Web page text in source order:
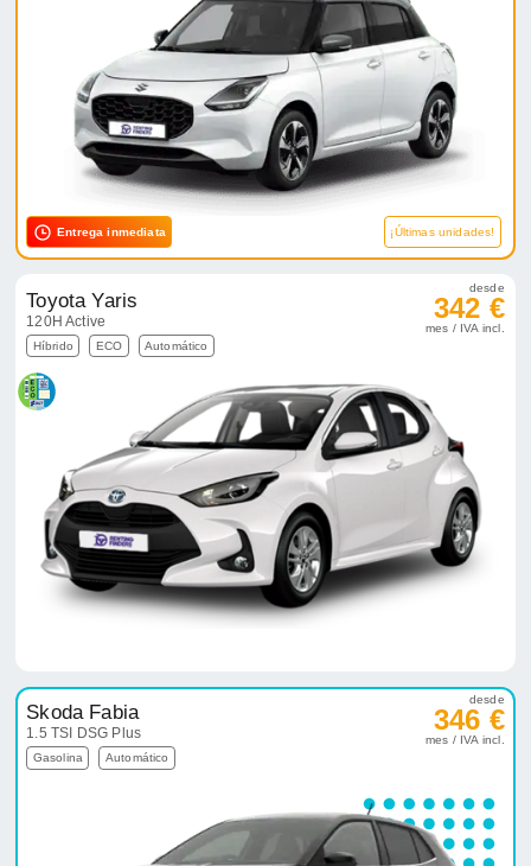
Entrega inmediata ¡Últimas unidades!
Toyota Yaris
120H Active
Híbrido ECO Automático
desde
342 €
mes / IVA incl.
Skoda Fabia
1.5 TSI DSG Plus
Gasolina Automático
desde
346 €
mes / IVA incl.